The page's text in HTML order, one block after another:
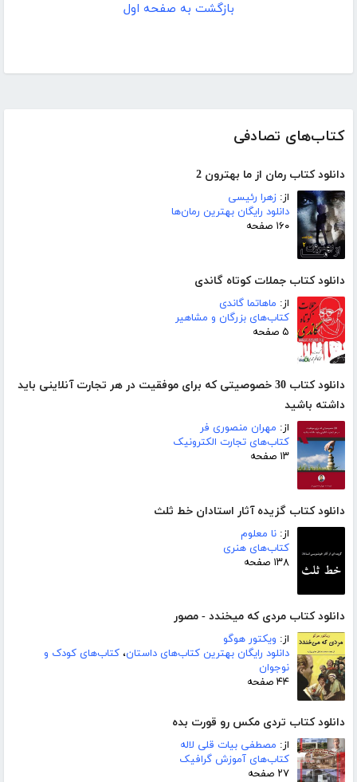
کتاب‌های تصادفی
دانلود کتاب رمان از ما بهترون 2
از: زهرا رئیسی
دانلود رایگان بهترین رمان‌ها
۱۶۰ صفحه
دانلود کتاب جملات کوتاه گاندی
از: ماهاتما گاندی
کتاب‌های بزرگان و مشاهیر
۵ صفحه
دانلود کتاب 30 خصوصیتی که برای موفقیت در هر تجارت آنلاینی باید
داشته باشید
از: مهران منصوری فر
کتاب‌های تجارت الکترونیک
۱۳ صفحه
دانلود کتاب گزیده آثار استادان خط ثلث
از: نا معلوم
کتاب‌های هنری
۱۳۸ صفحه
دانلود کتاب مردی که میخندد - مصور
از: ویکتور هوگو
دانلود رایگان بهترین کتاب‌های داستان، کتاب‌های کودک و
نوجوان
۴۴ صفحه
دانلود کتاب تردی مکس رو قورت بده
از: مصطفی بیات قلی لاله
کتاب‌های آموزش گرافیک
۲۷ صفحه
بازگشت به صفحه اول